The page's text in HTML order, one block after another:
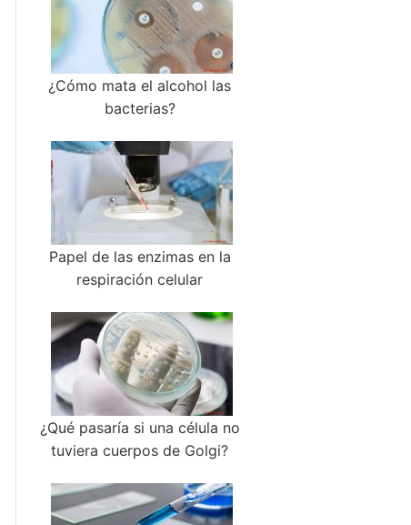
¿Cómo mata el alcohol las
bacterias?
Papel de las enzimas en la
respiración celular
¿Qué pasaría si una célula no
tuviera cuerpos de Golgi?